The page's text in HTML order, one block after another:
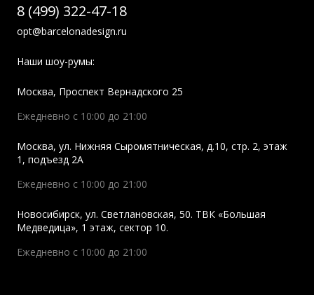
8 (499) 322-47-18
opt@barcelonadesign.ru
Наши шоу-румы:
Москва, Проспект Вернадского 25
Ежедневно с 10:00 до 21:00
Москва, ул. Нижняя Сыромятническая, д.10, стр. 2, этаж
1, подъезд 2A
Ежедневно с 10:00 до 21:00
Новосибирск, ул. Светлановская, 50. ТВК «Большая
Медведица», 1 этаж, сектор 10.
Ежедневно с 10:00 до 21:00